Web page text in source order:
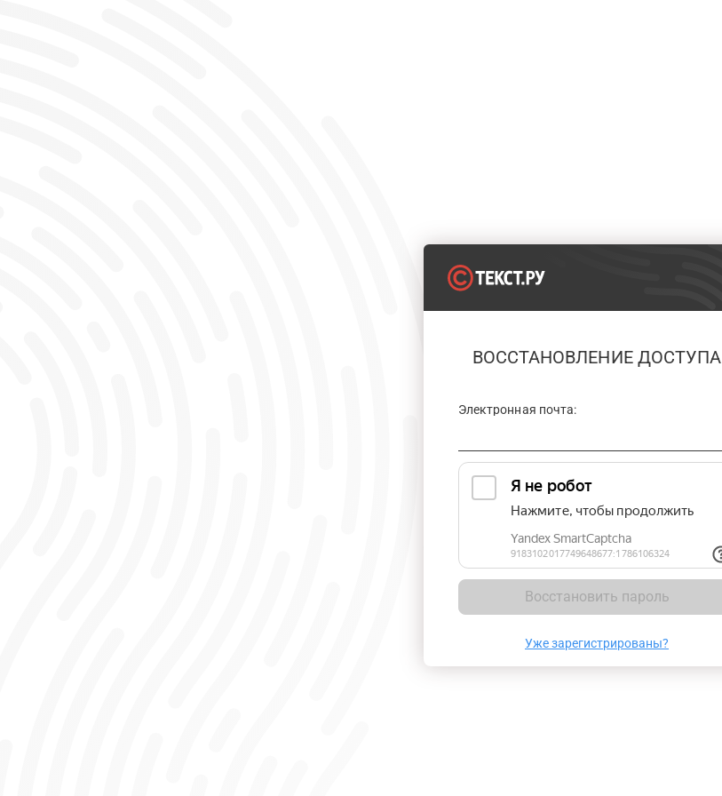
ВОССТАНОВЛЕНИЕ ДОСТУПА
Электронная почта:
Восстановить пароль
Уже зарегистрированы?